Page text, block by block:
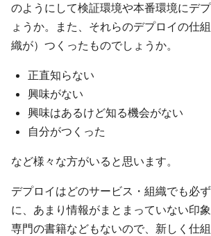
のようにして検証環境や本番環境にデ
ょうか。また、それらのデプロイの仕
織が）つくったものでしょうか。
正直知らない
興味がない
興味はあるけど知る機会がない
自分がつくった
など様々な方がいると思います。
デプロイはどのサービス・組織でも必
に、あまり情報がまとまっていない印象
専門の書籍などもないので、新しく仕